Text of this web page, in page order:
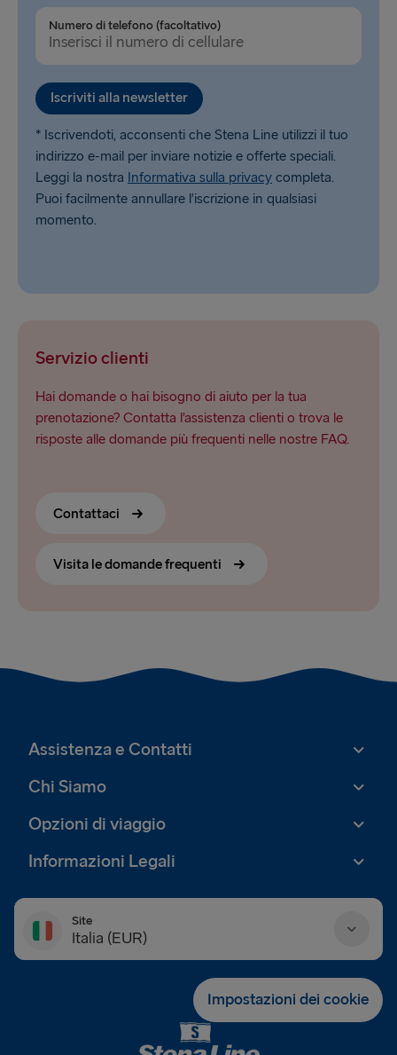
Numero di telefono (facoltativo)
Iscriviti alla newsletter
* Iscrivendoti, acconsenti che Stena Line utilizzi il tuo
indirizzo e-mail per inviare notizie e offerte speciali.
Leggi la nostra Informativa sulla privacy completa.
Puoi facilmente annullare l’iscrizione in qualsiasi
momento.
Servizio clienti
Hai domande o hai bisogno di aiuto per la tua
prenotazione? Contatta l’assistenza clienti o trova le
risposte alle domande più frequenti nelle nostre FAQ.
Contattaci
Visita le domande frequenti
Assistenza e Contatti
Chi Siamo
Opzioni di viaggio
Informazioni Legali
Site
Italia (EUR)
Impostazioni dei cookie